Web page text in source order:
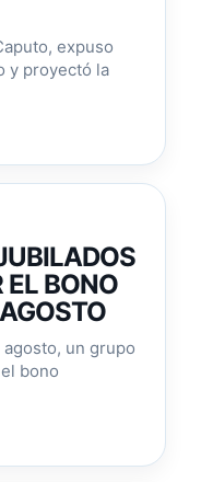
expuso
y proyectó la
EL BONO
un grupo
bono